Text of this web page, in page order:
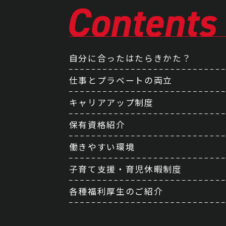
自分に合ったはたらきかた？
仕事とプラベートの両立
キャリアアップ制度
保有資格紹介
働きやすい環境
子育て支援・育児休暇制度
各種福利厚生のご紹介